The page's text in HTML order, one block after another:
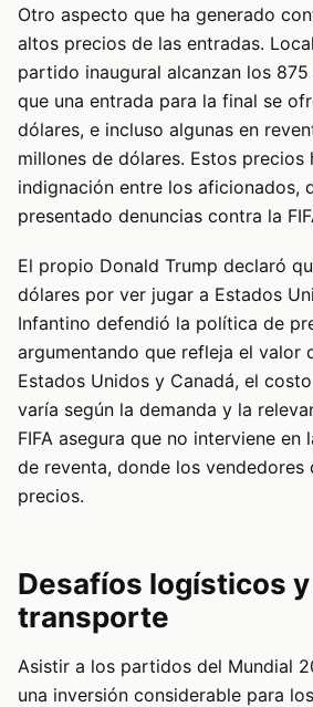
Otro aspecto que ha generado
altos precios de las entradas.
partido inaugural alcanzan los
que una entrada para la final se
dólares, e incluso algunas en
millones de dólares. Estos precios
indignación entre los aficionados,
presentado denuncias contra la
El propio Donald Trump declaró
dólares por ver jugar a Estados
Infantino defendió la política de
argumentando que refleja el valor
Estados Unidos y Canadá, el
varía según la demanda y la
FIFA asegura que no interviene
de reventa, donde los vendedores
precios.
Desafíos logísticos
transporte
Asistir a los partidos del Mundial
una inversión considerable para